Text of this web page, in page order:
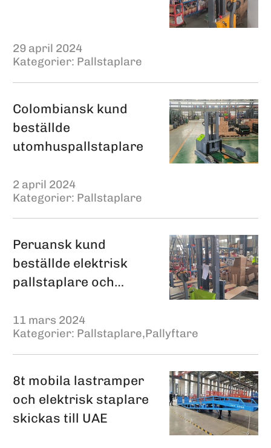
29 april 2024
Kategorier: Pallstaplare
Colombiansk kund
beställde
utomhuspallstaplare
2 april 2024
Kategorier: Pallstaplare
Peruansk kund
beställde elektrisk
pallstaplare och
11 mars 2024
Kategorier: Pallstaplare,Pallyftare
8t mobila lastramper
och elektrisk staplare
skickas till UAE